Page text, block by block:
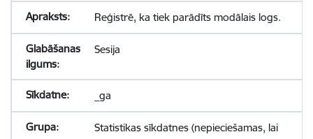
Reģistrē, ka tiek parādīts modālais logs.
Sesija
_ga
Statistikas sīkdatnes (nepieciešamas, lai